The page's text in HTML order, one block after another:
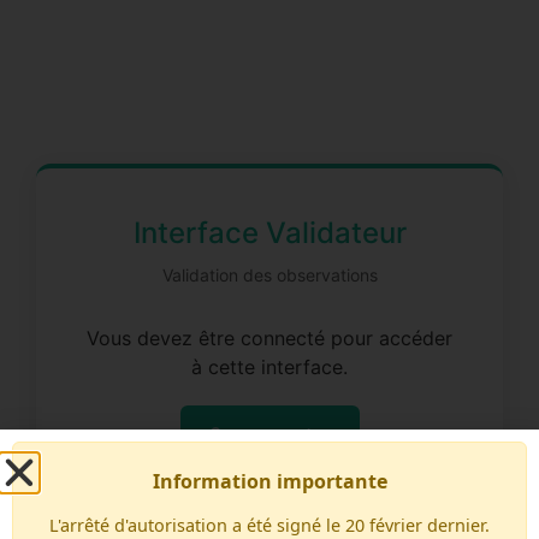
Interface Validateur
Validation des observations
Vous devez être connecté pour accéder
à cette interface.
Se connecter
Information importante
L'arrêté d'autorisation a été signé le 20 février dernier.